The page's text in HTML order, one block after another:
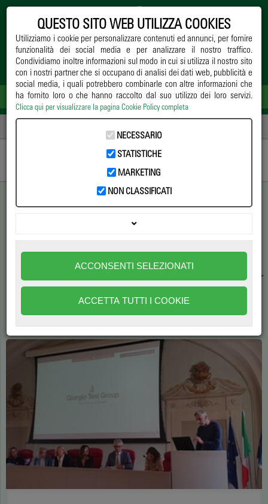
La biodiversità come fonte di
reddito
Giorgio Tesi Group selezionato dai ricercatori del National
Biodiversity Future Center (NBFC) della Scuola Sant’Anna per
la redazione di un caso studio
diMyriam Arcidiacono 997
QUESTO SITO WEB UTILIZZA COOKIES
Utilizziamo i cookie per personalizzare contenuti ed annunci, per fornire
funzionalità dei social media e per analizzare il nostro traffico.
Condividiamo inoltre informazioni sul modo in cui si utilizza il nostro sito
con i nostri partner che si occupano di analisi dei dati web, pubblicità e
social media, i quali potrebbero combinarle con altre informazioni che
ha fornito loro o che hanno raccolto dal suo utilizzo dei loro servizi.
Clicca qui per visualizzare la pagina Cookie Policy completa
NECESSARIO
STATISTICHE
MARKETING
NON CLASSIFICATI
ACCONSENTI SELEZIONATI
ACCETTA TUTTI I COOKIE